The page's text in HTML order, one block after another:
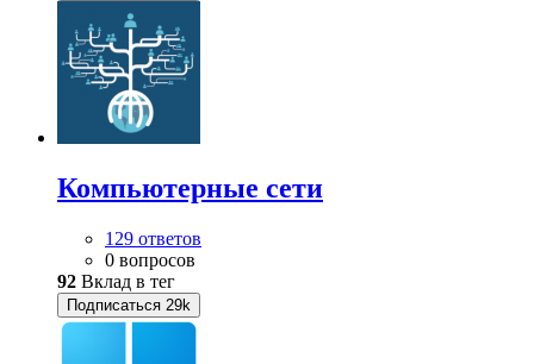
Компьютерные сети
129 ответов
0 вопросов
92 Вклад в тег
Подписаться 29k